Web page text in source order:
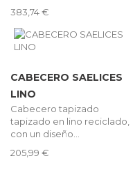
383,74 €
CABECERO SAELICES
LINO
Cabecero tapizado
tapizado en lino reciclado,
con un diseño...
205,99 €